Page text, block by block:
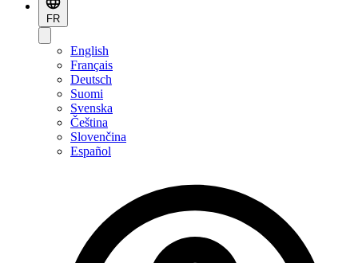
FR
English
Français
Deutsch
Suomi
Svenska
Čeština
Slovenčina
Español